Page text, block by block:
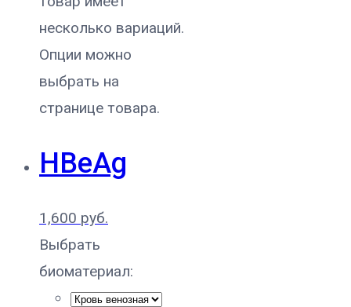
несколько вариаций.
Опции можно
выбрать на
странице товара.
HBeAg
1,600 руб.
Выбрать
биоматериал: